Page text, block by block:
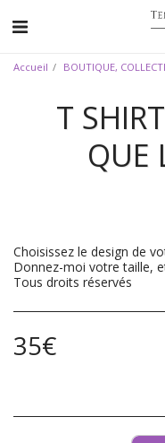
Accueil BOUTIQUE,
T
QUE
Choisissez le design de
Donnez-moi votre taille,
Tous droits réservés
35€